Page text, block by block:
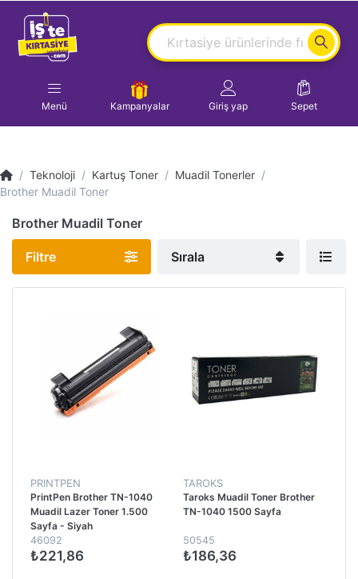
Menü Kampanyalar Giriş yap Sepet
Teknoloji Kartuş Toner
Muadil Tonerler
Brother Muadil Toner
Brother Muadil Toner
Filtre Sırala
PRINTPEN
PrintPen Brother TN-1040
Muadil Lazer Toner 1.500
Sayfa - Siyah
46092
₺221,86
TAROKS
Taroks Muadil Toner Brother
TN-1040 1500 Sayfa
50545
₺186,36